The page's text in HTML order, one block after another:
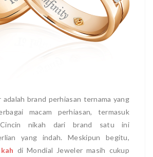
adalah brand perhiasan ternama yang
macam perhiasan, termasuk
nikah dari brand satu ini
yang indah. Meskipun begitu,
di Mondial Jeweler masih cukup